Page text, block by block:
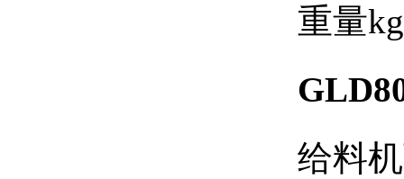
重量
给料